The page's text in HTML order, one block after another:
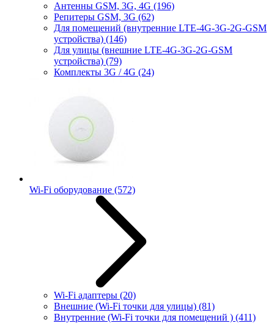
Антенны GSM, 3G, 4G (196)
Репитеры GSM, 3G (62)
Для помещений (внутренние LTE-4G-3G-2G-GSM
устройства) (146)
Для улицы (внешние LTE-4G-3G-2G-GSM
устройства) (79)
Комплекты 3G / 4G (24)
Wi-Fi оборудование (572)
Wi-Fi адаптеры (20)
Внешние (Wi-Fi точки для улицы) (81)
Внутренние (Wi-Fi точки для помещений ) (411)